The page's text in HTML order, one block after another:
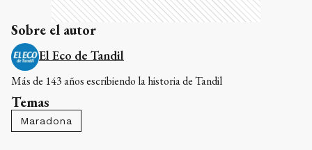
Sobre el autor
El Eco de Tandil
Más de 143 años escribiendo la historia de Tandil
Temas
Maradona